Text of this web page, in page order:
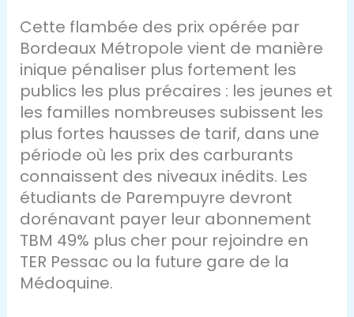
Cette flambée des prix opérée par
Bordeaux Métropole vient de manière
inique pénaliser plus fortement les
publics les plus précaires : les jeunes et
les familles nombreuses subissent les
plus fortes hausses de tarif, dans une
période où les prix des carburants
connaissent des niveaux inédits. Les
étudiants de Parempuyre devront
dorénavant payer leur abonnement
TBM 49% plus cher pour rejoindre en
TER Pessac ou la future gare de la
Médoquine.